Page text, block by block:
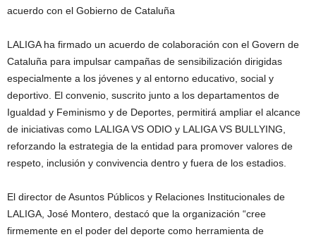
acuerdo con el Gobierno de Cataluña
LALIGA ha firmado un acuerdo de colaboración con el Govern de
Cataluña para impulsar campañas de sensibilización dirigidas
especialmente a los jóvenes y al entorno educativo, social y
deportivo. El convenio, suscrito junto a los departamentos de
Igualdad y Feminismo y de Deportes, permitirá ampliar el alcance
de iniciativas como LALIGA VS ODIO y LALIGA VS BULLYING,
reforzando la estrategia de la entidad para promover valores de
respeto, inclusión y convivencia dentro y fuera de los estadios.
El director de Asuntos Públicos y Relaciones Institucionales de
LALIGA, José Montero, destacó que la organización “cree
firmemente en el poder del deporte como herramienta de